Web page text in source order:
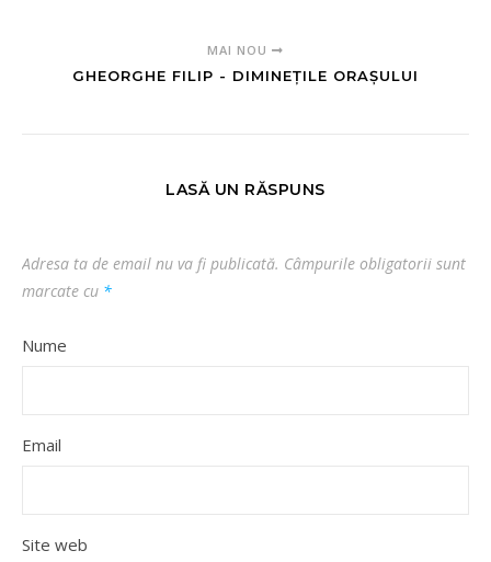
MAI NOU
GHEORGHE FILIP - DIMINEȚILE ORAȘULUI
LASĂ UN RĂSPUNS
Adresa ta de email nu va fi publicată. Câmpurile obligatorii sunt
marcate cu *
Nume
Email
Site web